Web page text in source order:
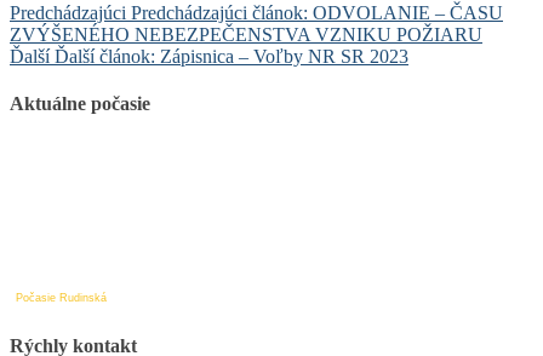
Predchádzajúci Predchádzajúci článok: ODVOLANIE – ČASU
ZVÝŠENÉHO NEBEZPEČENSTVA VZNIKU POŽIARU
Ďalší Ďalší článok: Zápisnica – Voľby NR SR 2023
Aktuálne počasie
Počasie Rudinská
Rýchly kontakt